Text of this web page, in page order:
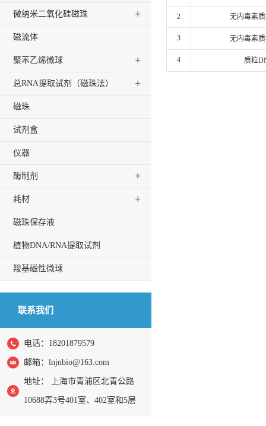
微纳米二氧化硅磁珠 +
磁流体
聚苯乙烯微球 +
总RNA提取试剂（磁珠法） +
磁珠
试剂盒
仪器
酶制剂 +
耗材 +
磁珠保存液
植物DNA/RNA提取试剂
羧基磁性微球
联系我们
电话：18201879579
邮箱： lnjnbio@163.com
地址： 上海市青浦区北青公路
10688弄3号401室、402室和5层
2 无内毒素
3 无内毒素
4 质粒